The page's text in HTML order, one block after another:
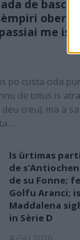
de
obertu
me is
po custa cida
de totus is
creu), ma a
Is ùrtimas
de
de su Fonne;
Golfu Aranci;
Maddalena
in Sèrie D